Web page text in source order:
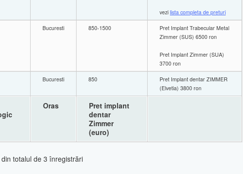
Oras
Pret implant
dentar
Zimmer
(euro)
vezi lista completa de preturi
Bucuresti 850-1500
Pret Implant Trabecular Metal
Zimmer (SUS) 6500 ron
Pret Implant Zimmer (SUA)
3700 ron
Bucuresti 850
Pret Implant dentar ZIMMER
(Elvetia) 3800 ron
totalul de 3 înregistrări